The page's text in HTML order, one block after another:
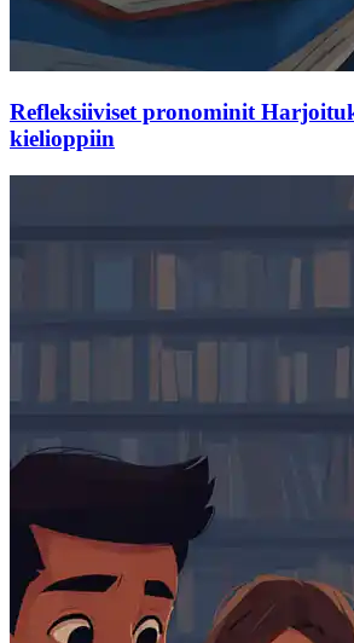
Refleksiiviset pronominit
kielioppiin